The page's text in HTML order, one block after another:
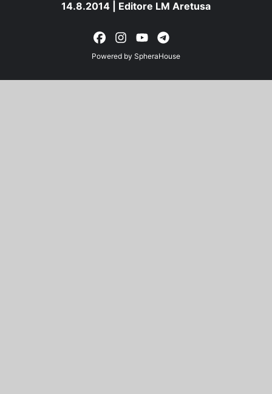
14.8.2014 | Editore LM Aretusa
Powered by SpheraHouse